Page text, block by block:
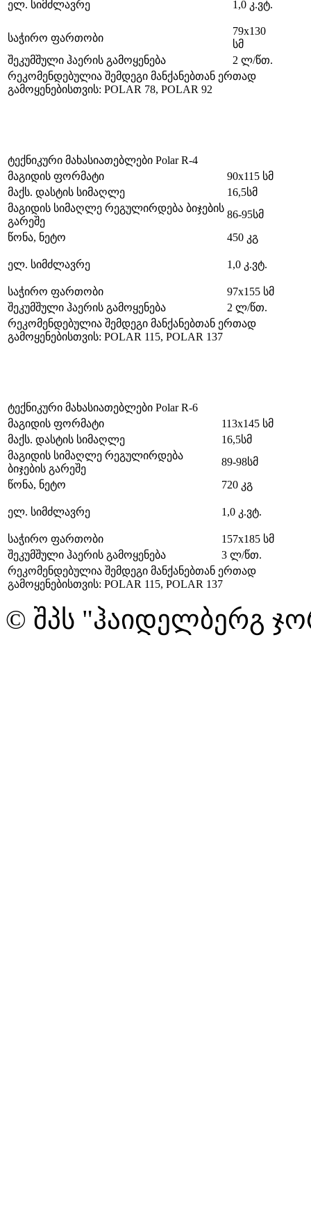
ელ. სიმძლავრე 1,0 კ.ვტ.
საჭირო ფართობი
79х130
სმ
შეკუმშული ჰაერის გამოყენება
2 ლ/წთ.
რეკომენდებულია შემდეგი მანქანებთან ერთად
გამოყენებისთვის: POLAR 78, POLAR 92
ტექნიკური მახასიათებლები Polar R-4
მაგიდის ფორმატი
90х115 სმ
მაქს. დასტის სიმაღლე
16,5სმ
მაგიდის სიმაღლე რეგულირდება ბიჯების
გარეშე
86-95სმ
წონა, ნეტო
450 კგ
ელ. სიმძლავრე 1,0 კ.ვტ.
საჭირო ფართობი
97х155 სმ
შეკუმშული ჰაერის გამოყენება
2 ლ/წთ.
რეკომენდებულია შემდეგი მანქანებთან ერთად
გამოყენებისთვის: POLAR 115, POLAR 137
ტექნიკური მახასიათებლები Polar R-6
მაგიდის ფორმატი
113х145 სმ
მაქს. დასტის სიმაღლე
16,5სმ
მაგიდის სიმაღლე რეგულირდება
ბიჯების გარეშე
89-98სმ
წონა, ნეტო
720 კგ
ელ. სიმძლავრე 1,0 კ.ვტ.
საჭირო ფართობი
157х185 სმ
შეკუმშული ჰაერის გამოყენება
3 ლ/წთ.
რეკომენდებულია შემდეგი მანქანებთან ერთად
გამოყენებისთვის: POLAR 115, POLAR 137
© შპს "ჰაიდელბერგ